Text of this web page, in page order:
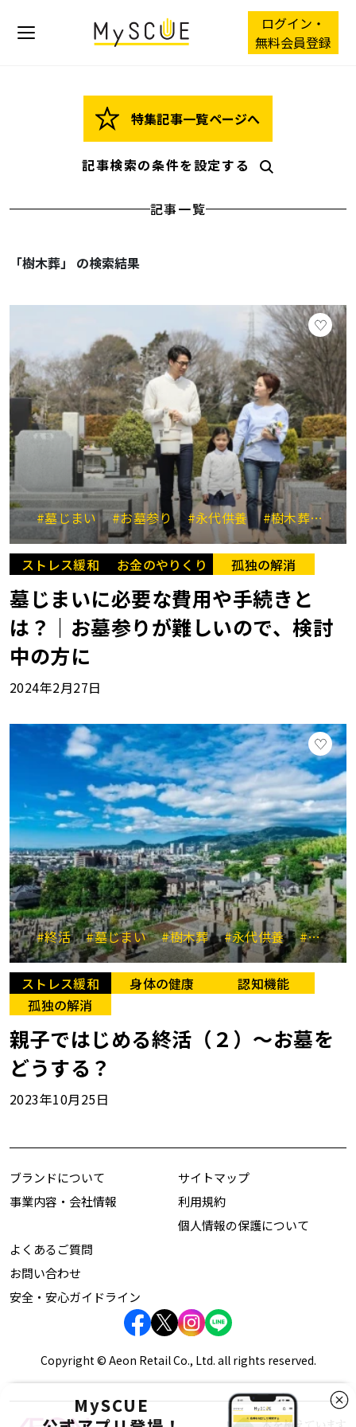
ログイン・
無料会員登録
特集記事一覧ページへ
記事検索の条件を設定する
記事一覧
「樹木葬」 の検索結果
#墓じまい #お墓参り #永代供養 #樹木葬 #移
ストレス緩和 お金のやりくり 孤独の解消
墓じまいに必要な費用や手続きと
は？｜お墓参りが難しいので、検討
中の方に
2024年2月27日
#終活 #墓じまい #樹木葬 #永代供養 #継承
ストレス緩和 身体の健康
認知機能
孤独の解消
親子ではじめる終活（２）～お墓を
どうする？
2023年10月25日
MySCUE
ブランドについて
事業内容・会社情報
サイトマップ
利用規約
個人情報の保護について
よくあるご質問
お問い合わせ
安全・安心ガイドライン
Copyright © Aeon Retail Co., Ltd. all rights reserved.